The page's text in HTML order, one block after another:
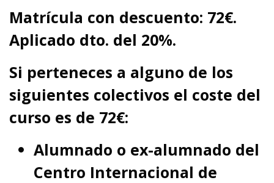
Matrícula con descuento: 72€.
Aplicado dto. del 20%.
Si perteneces a alguno de los
siguientes colectivos el coste del
curso es de 72€:
Alumnado o ex-alumnado del
Centro Internacional de